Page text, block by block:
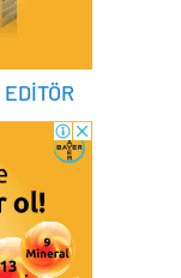
EDİTÖR